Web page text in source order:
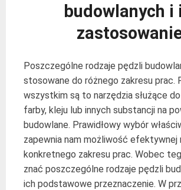
budowlanych i
Poszczególne rodzaje pędzli
stosowane do różnego zakresu prac.
wszystkim są to narzędzia służące do
farby, kleju lub innych substancji na
budowlane. Prawidłowy wybór
zapewnia nam możliwość efektywnej
konkretnego zakresu prac. Wobec
znać poszczególne rodzaje pędzli
ich podstawowe przeznaczenie. W